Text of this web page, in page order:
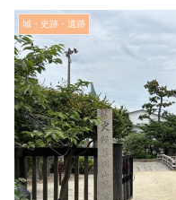
城・史跡・遺跡